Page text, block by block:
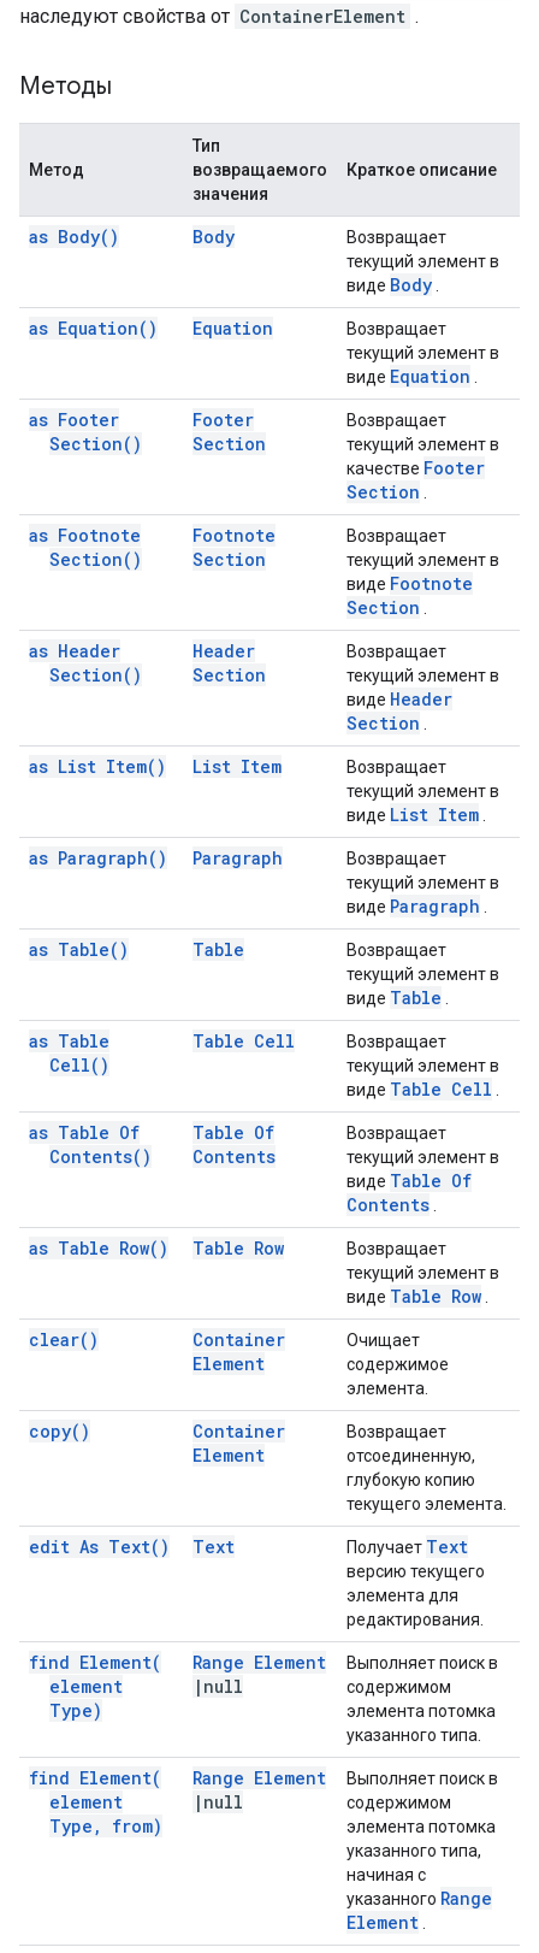
наследуют свойства от ContainerElement .
Методы
Метод
Тип
возвращаемого
значения
Краткое описание
as Body( ) Body
Возвращает
текущий элемент в
виде Body
as Equation( ) Equation
Возвращает
текущий элемент в
виде Equation
as Footer
Section( )
Footer
Section
Возвращает
текущий элемент в
качестве Footer
Section
as Footnote
Section( )
Footnote
Section
Возвращает
текущий элемент в
виде Footnote
Section
as Header
Section( )
Header
Section
Возвращает
текущий элемент в
виде Header
Section
as List Item( ) List Item
Возвращает
текущий элемент в
виде List Item
as Paragraph( ) Paragraph
Возвращает
текущий элемент в
виде Paragraph
as Table( ) Table
Возвращает
текущий элемент в
виде Table
as Table
Cell( )
Table Cell
Возвращает
текущий элемент в
виде Table Cell
as Table Of
Contents( )
Table Of
Contents
Возвращает
текущий элемент в
виде Table Of
Contents
as Table Row( ) Table Row
Возвращает
текущий элемент в
виде Table Row
clear( )
Container
Element
Очищает
содержимое
элемента.
copy( )
Container
Element
Возвращает
отсоединенную,
глубокую копию
текущего элемента.
edit As Text( ) Text Получает Text
версию текущего
элемента для
редактирования.
find Element(
element
Type)
Range Element
| null
Выполняет поиск в
содержимом
элемента потомка
указанного типа.
find Element(
element
Type , from)
Range Element
| null
Выполняет поиск в
содержимом
элемента потомка
указанного типа,
начиная с
указанного Range
Element